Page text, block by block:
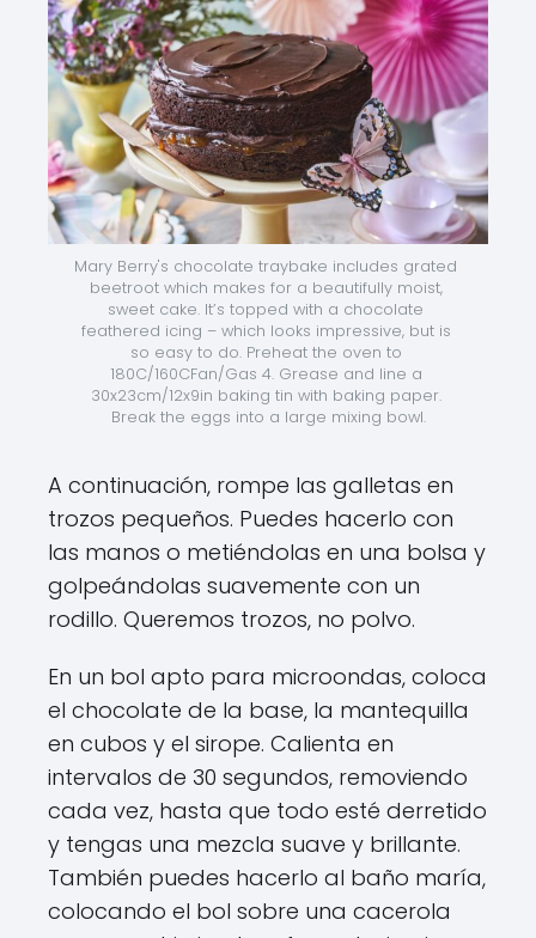
Mary Berry's chocolate traybake includes grated
beetroot which makes for a beautifully moist,
sweet cake. It’s topped with a chocolate
feathered icing – which looks impressive, but is
so easy to do. Preheat the oven to
180C/160CFan/Gas 4. Grease and line a
30x23cm/12x9in baking tin with baking paper.
Break the eggs into a large mixing bowl.
A continuación, rompe las galletas en
trozos pequeños. Puedes hacerlo con
las manos o metiéndolas en una bolsa y
golpeándolas suavemente con un
rodillo. Queremos trozos, no polvo.
En un bol apto para microondas, coloca
el chocolate de la base, la mantequilla
en cubos y el sirope. Calienta en
intervalos de 30 segundos, removiendo
cada vez, hasta que todo esté derretido
y tengas una mezcla suave y brillante.
También puedes hacerlo al baño maría,
colocando el bol sobre una cacerola